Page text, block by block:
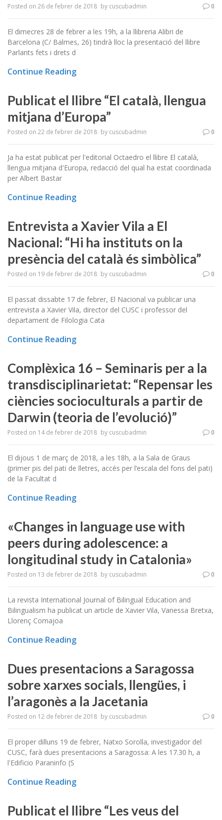
Posted on 26 de febrer de 2018 by cuscubadmin 0
El dimecres 28 de febrer a les 19h, a la llibreria Alibri de
Barcelona (C/ Balmes, 26) tindrà lloc la presentació del llibre
Parlants fets i drets d
Continue Reading
Publicat el llibre “El català, llengua
mitjana d’Europa”
Posted on 22 de febrer de 2018 by cuscubadmin 0
Ja ha estat publicat per l'editorial Octaedro el llibre El català,
llengua mitjana d'Europa, redacció del qual ha estat coordinada
per Albert Bastar
Continue Reading
Entrevista a Xavier Vila a El
Nacional: “Hi ha instituts on la
presència del català és simbòlica”
Posted on 19 de febrer de 2018 by cuscubadmin 0
El passat dissabte 17 de febrer, El Nacional va publicar una
entrevista a Xavier Vila, director del CUSC i professor del
departament de Filologia Cata
Continue Reading
Complèxica 16 – Seminaris per a la
transdisciplinarietat: “Repensar les
ciències socioculturals a partir de
Darwin (teoria de l’evolució)”
Posted on 14 de febrer de 2018 by cuscubadmin 0
El dijous 1 de març de 2018, a les 18h, a la Sala de Graus
(primer pis del pati de lletres, accés per l’escala del fons del pati)
de la Facultat d
Continue Reading
«Changes in language use with
peers during adolescence: a
longitudinal study in Catalonia»
Posted on 13 de febrer de 2018 by cuscubadmin 0
La revista International Journal of Bilingual Education and
Bilingualism ha publicat un article de ​Xavier Vila, Vanessa Bretxa​,
Llorenç Comajoa
Continue Reading
Dues presentacions a Saragossa
sobre xarxes socials, llengües, i
l’aragonès a la Jacetania
Posted on 12 de febrer de 2018 by cuscubadmin 0
El proper dilluns 19 de febrer, Natxo Sorolla, investigador del
CUSC, farà dues presentacions a Saragossa: A les 17.30 h, a
l'Edificio Paraninfo (S
Continue Reading
Publicat el llibre “Les veus del